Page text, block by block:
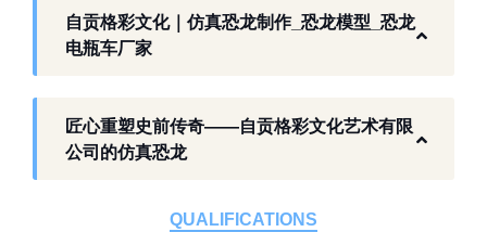
以工厂生产能力，为各地客户提供史前主题相
关产品与服务。
工厂生产基础 构建恐龙产业全链服务
作为开展史前仿真模型生产的恐龙制作工厂，
板仓工业园，拥有标准化生产车间、配套生产
自贡格彩文化｜仿真恐龙制作_恐龙模型_恐龙
电瓶车厂家
匠心重塑史前传奇——自贡格彩文化艺术有限
公司的仿真恐龙
QUALIFICATIONS